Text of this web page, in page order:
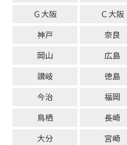
Ｇ大阪
Ｃ大阪
神戸
奈良
岡山
広島
讃岐
徳島
今治
福岡
鳥栖
長崎
大分
宮崎